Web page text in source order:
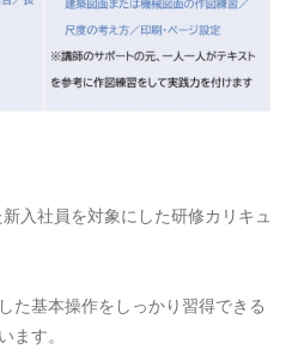
入社員を対象にした研修カリキュ
た基本操作をしっかり習得できる
ます。